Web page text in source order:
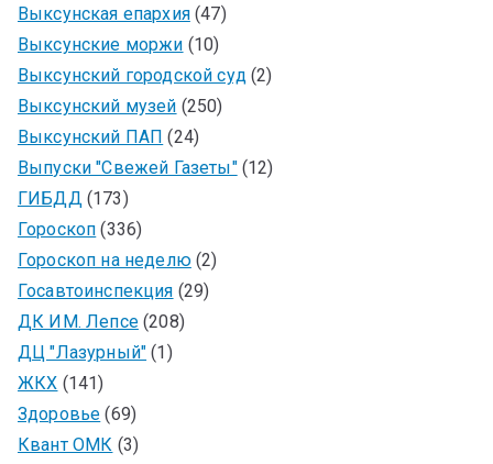
Выксунская епархия(47)
Выксунские моржи (10)
Выксунский городской суд(2)
Выксунский музей (250)
Выксунский ПАП (24)
Выпуски "Свежей Газеты"(12)
ГИБДД(173)
Гороскоп (336)
Гороскоп на неделю(2)
Госавтоинспекция (29)
ДК ИМ. Лепсе(208)
ДЦ "Лазурный" (1)
ЖКХ (141)
Здоровье (69)
Квант ОМК (3)